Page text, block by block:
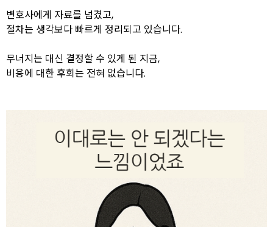
변호사에게 자료를 넘겼고,
절차는 생각보다 빠르게 정리되고 있습니다.
무너지는 대신 결정할 수 있게 된 지금,
비용에 대한 후회는 전혀 없습니다.